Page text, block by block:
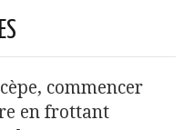
commencer
en frottant